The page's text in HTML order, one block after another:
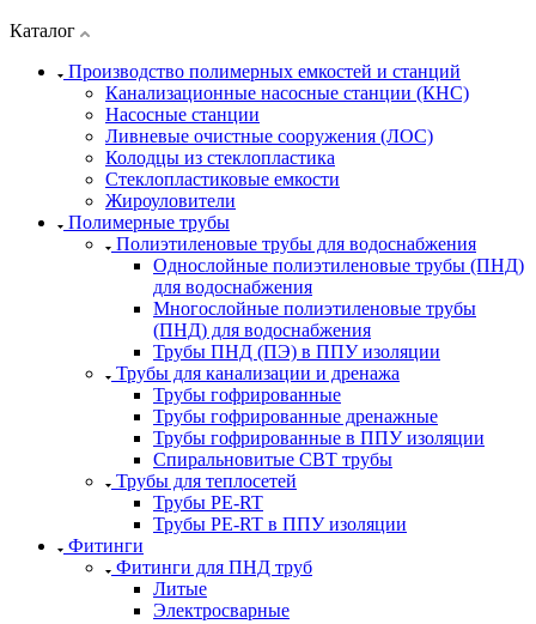
Каталог
Производство полимерных емкостей и станций
Канализационные насосные станции (КНС)
Насосные станции
Ливневые очистные сооружения (ЛОС)
Колодцы из стеклопластика
Стеклопластиковые емкости
Жироуловители
Полимерные трубы
Полиэтиленовые трубы для водоснабжения
Однослойные полиэтиленовые трубы (ПНД)
для водоснабжения
Многослойные полиэтиленовые трубы
(ПНД) для водоснабжения
Трубы ПНД (ПЭ) в ППУ изоляции
Трубы для канализации и дренажа
Трубы гофрированные
Трубы гофрированные дренажные
Трубы гофрированные в ППУ изоляции
Спиральновитые СВТ трубы
Трубы для теплосетей
Трубы PE-RT
Трубы PE-RT в ППУ изоляции
Фитинги
Фитинги для ПНД труб
Литые
Электросварные